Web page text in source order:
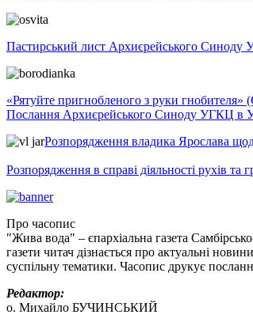
Пастирський лист Архиєрейського Синоду
«Рятуйте пригнобленого з руки гнобителя»
Послання Архиєрейського Синоду УГКЦ в
Розпорядження владика Ярослава
Розпорядження в справі діяльності рухів
Про часопис
"Жива вода" – єпархіальна газета
газети читач дізнається про актуальні
суспільну тематики. Часопис друкує
Редактор:
о. Михайло БУЧИНСЬКИЙ